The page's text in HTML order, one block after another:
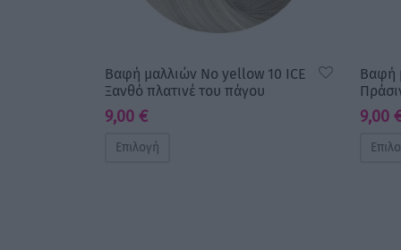
Βαφή μαλλιών No yellow 10 ICE
Ξανθό πλατινέ του πάγου
9,00 €
Επιλογή
Βαφή
9,00